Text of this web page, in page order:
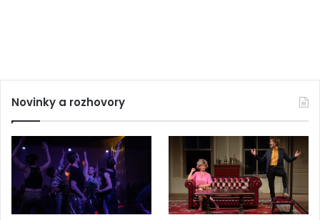
Novinky a rozhovory